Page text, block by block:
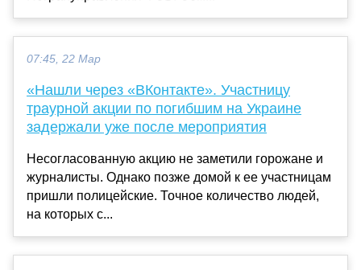
07:45, 22 Мар
«Нашли через «ВКонтакте». Участницу
траурной акции по погибшим на Украине
задержали уже после мероприятия
Несогласованную акцию не заметили горожане и
журналисты. Однако позже домой к ее участницам
пришли полицейские. Точное количество людей,
на которых с...